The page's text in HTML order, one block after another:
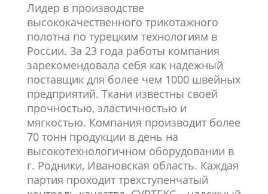
Лидер в производстве
высококачественного трикотажного
полотна по турецким технологиям в
России. За 23 года работы компания
зарекомендовала себя как надежный
поставщик для более чем 1000 швейных
предприятий. Ткани известны своей
прочностью, эластичностью и
мягкостью. Компания производит более
70 тонн продукции в день на
высокотехнологичном оборудовании в
г. Родники, Ивановская область. Каждая
партия проходит трехступенчатый